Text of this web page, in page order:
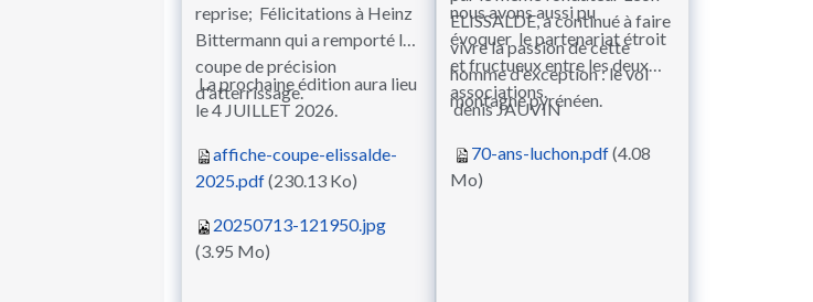
reprise; Félicitations à Heinz
Bittermann qui a remporté la
coupe de précision
d'atterrissage.
La prochaine édition aura lieu
le 4 JUILLET 2026.
affiche-coupe-elissalde-
2025.pdf(230.13 Ko)
20250713-121950.jpg
(3.95 Mo)
ELISSALDE, a continué à faire
vivre la passion de cette
homme d'exception : le vol
montagne pyrénéen.
nous avons aussi pu
évoquer le partenariat étroit
et fructueux entre les deux
associations.
denis JAUVIN
70-ans-luchon.pdf(4.08
Mo)